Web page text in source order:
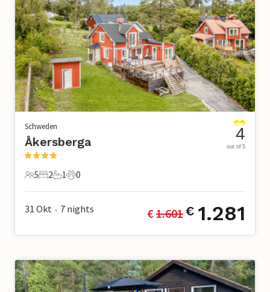
Schweden
Åkersberga
5 Gäste
5
2 Schlafzimmer
2
1 Badezimmer
1
0 Haustiere
0
4
out of 5
31 Okt • 7 nights € 1.601€ 1.281